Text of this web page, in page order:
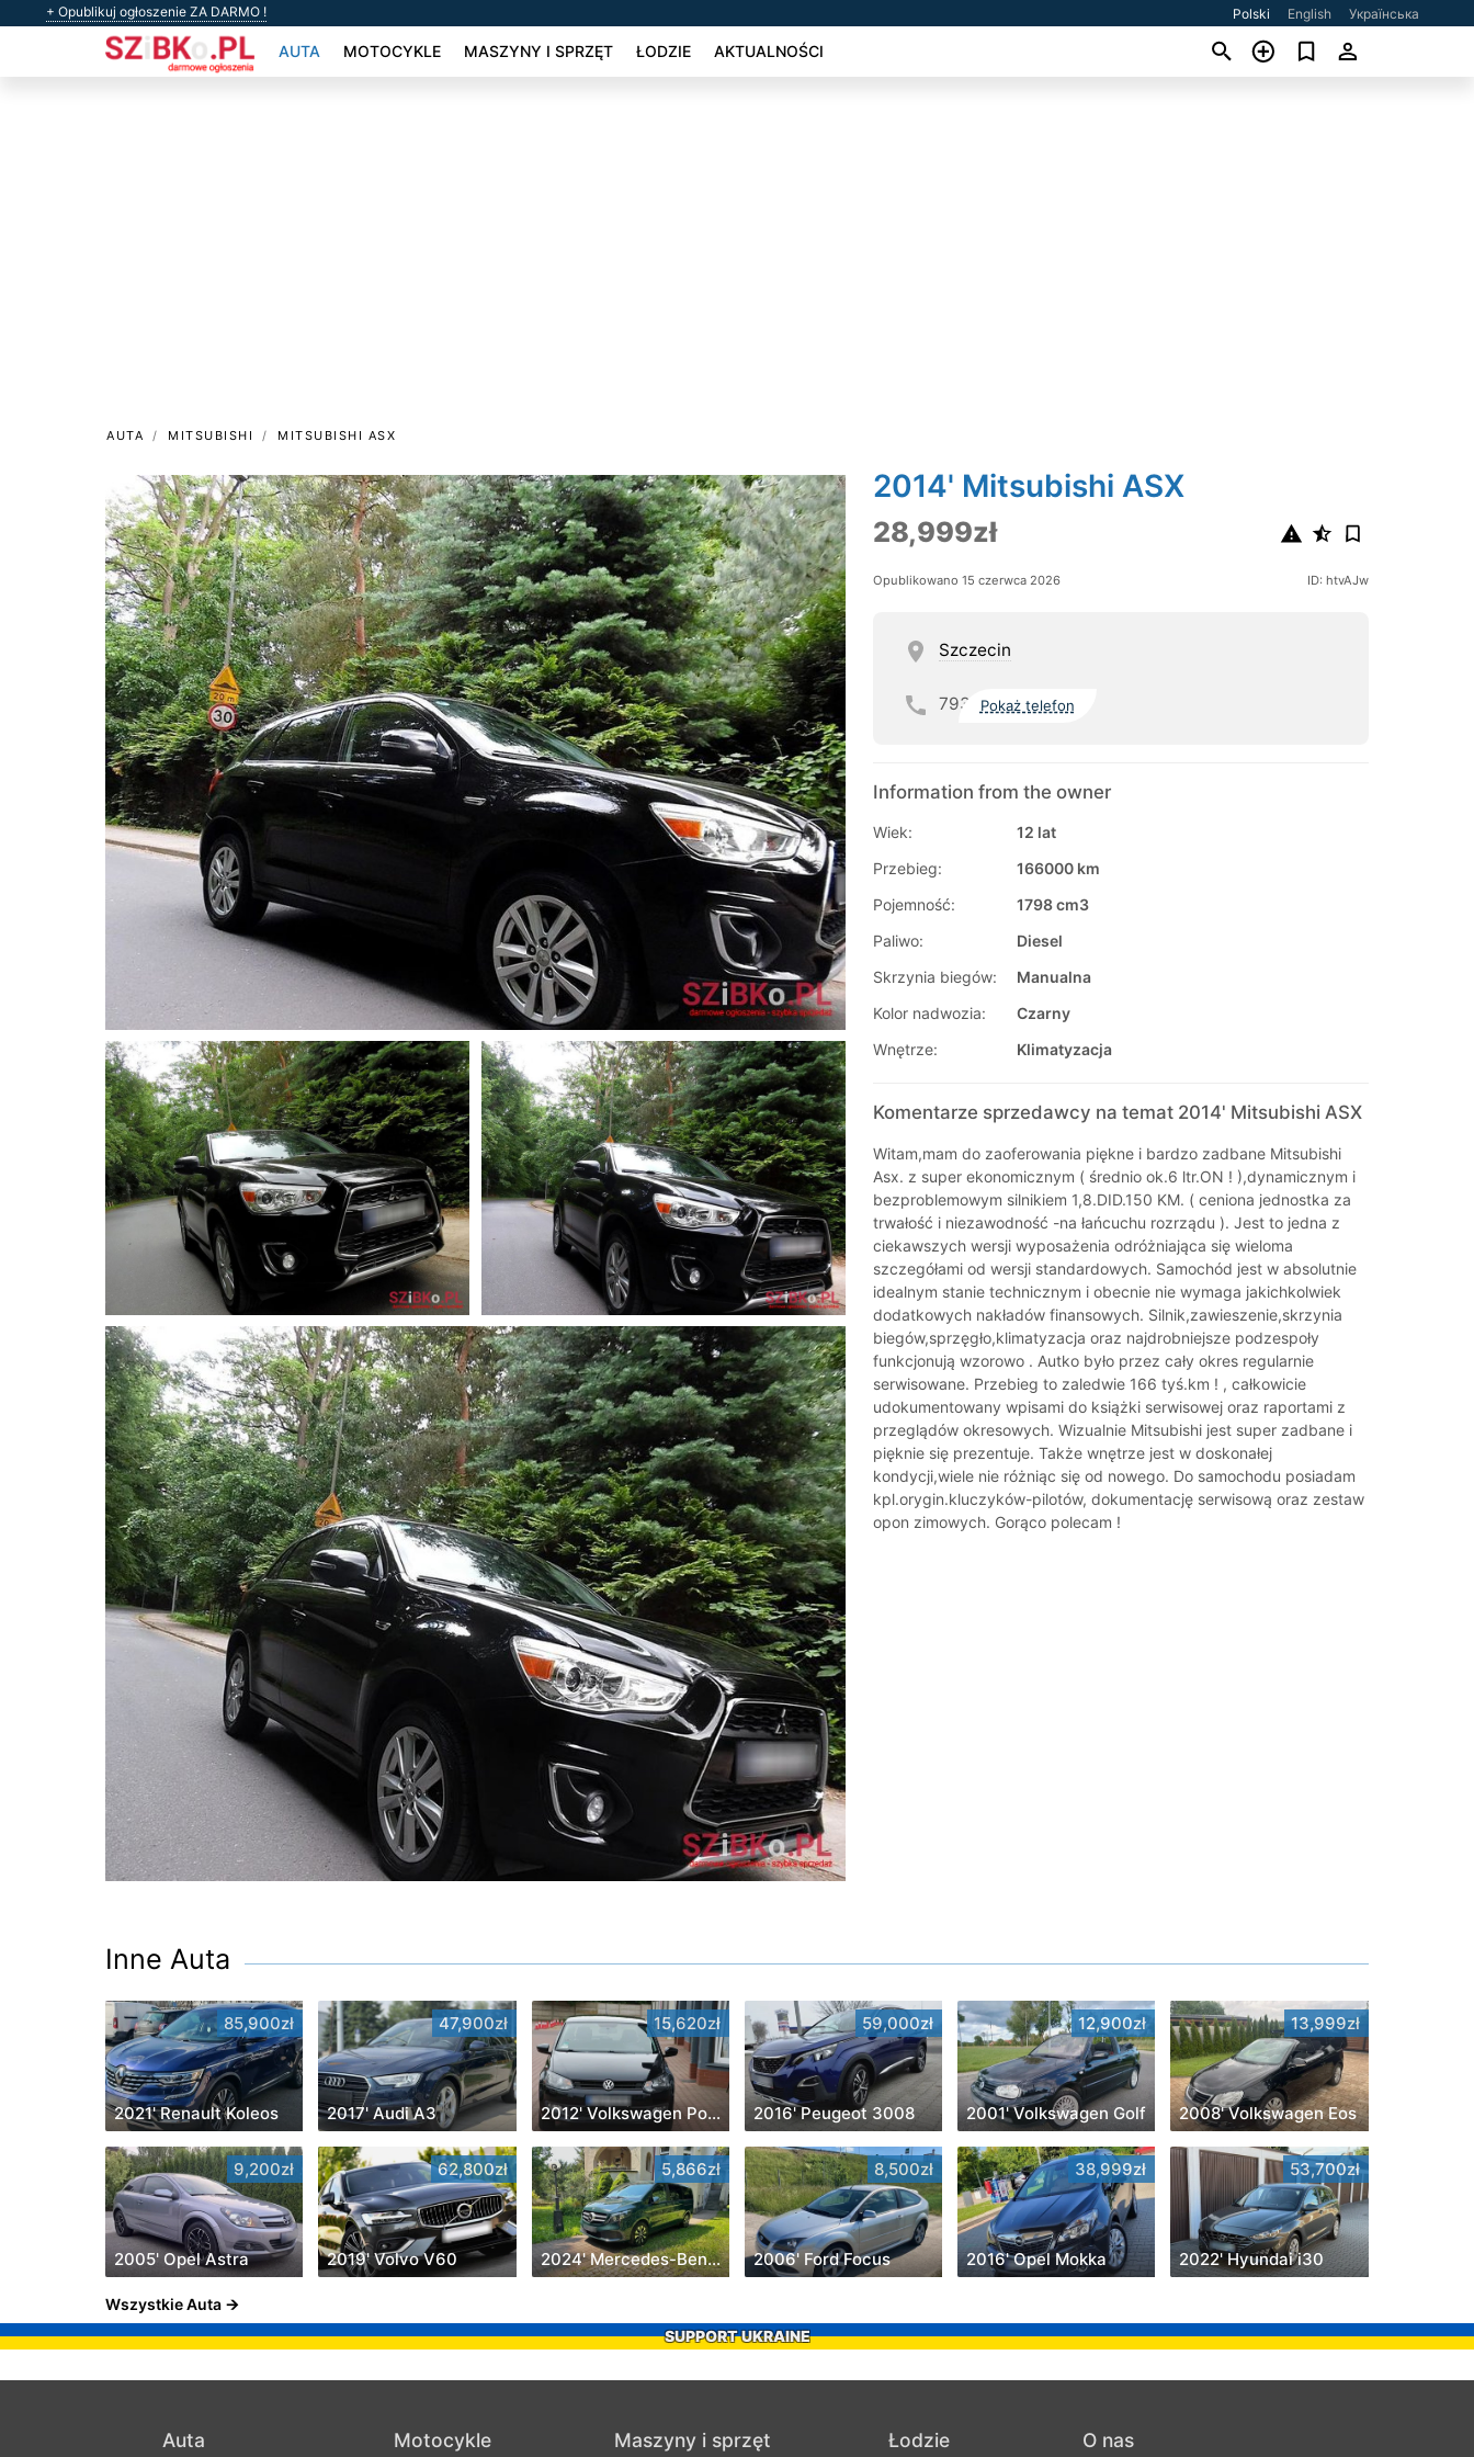
+ Opublikuj ogłoszenie ZA DARMO ! Polski English Українська
AUTA MOTOCYKLE MASZYNY I SPRZĘT ŁODZIE AKTUALNOŚCI
AUTA MITSUBISHI MITSUBISHI ASX
2014' Mitsubishi ASX
28,999zł
Opublikowano 15 czerwca 2026 ID: htvAJw
Szczecin
793 Pokaż telefon
Information from the owner
Wiek:
12 lat
Przebieg:
166000 km
Pojemność:
1798 cm3
Paliwo:
Diesel
Skrzynia biegów:
Manualna
Kolor nadwozia:
Czarny
Wnętrze:
Klimatyzacja
Komentarze sprzedawcy na temat 2014' Mitsubishi ASX
Witam,mam do zaoferowania piękne i bardzo zadbane Mitsubishi
Asx. z super ekonomicznym ( średnio ok.6 ltr.ON ! ),dynamicznym i
bezproblemowym silnikiem 1,8.DID.150 KM. ( ceniona jednostka za
trwałość i niezawodność -na łańcuchu rozrządu ). Jest to jedna z
ciekawszych wersji wyposażenia odróżniająca się wieloma
szczegółami od wersji standardowych. Samochód jest w absolutnie
idealnym stanie technicznym i obecnie nie wymaga jakichkolwiek
dodatkowych nakładów finansowych. Silnik,zawieszenie,skrzynia
biegów,sprzęgło,klimatyzacja oraz najdrobniejsze podzespoły
funkcjonują wzorowo . Autko było przez cały okres regularnie
serwisowane. Przebieg to zaledwie 166 tyś.km ! , całkowicie
udokumentowany wpisami do książki serwisowej oraz raportami z
przeglądów okresowych. Wizualnie Mitsubishi jest super zadbane i
pięknie się prezentuje. Także wnętrze jest w doskonałej
kondycji,wiele nie różniąc się od nowego. Do samochodu posiadam
kpl.orygin.kluczyków-pilotów, dokumentację serwisową oraz zestaw
opon zimowych. Gorąco polecam !
Inne Auta
85,900zł
2021' Renault Koleos
47,900zł
2017' Audi A3
15,620zł
2012' Volkswagen Polo
59,000zł
2016' Peugeot 3008
12,900zł
2001' Volkswagen Golf
13,999zł
2008' Volkswagen Eos
9,200zł
2005' Opel Astra
62,800zł
2019' Volvo V60
5,866zł
2024' Mercedes-Benz Klasa V
8,500zł
2006' Ford Focus
38,999zł
2016' Opel Mokka
53,700zł
2022' Hyundai i30
Wszystkie Auta
SUPPORT UKRAINE
Auta Motocykle Maszyny i sprzęt Łodzie O nas